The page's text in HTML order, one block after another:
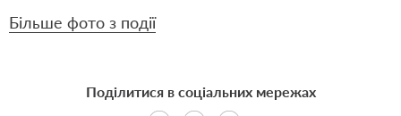
Більше фото з події
Поділитися в соціальних мережах